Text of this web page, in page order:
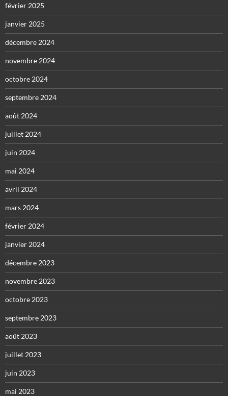
février 2025
janvier 2025
décembre 2024
novembre 2024
octobre 2024
septembre 2024
août 2024
juillet 2024
juin 2024
mai 2024
avril 2024
mars 2024
février 2024
janvier 2024
décembre 2023
novembre 2023
octobre 2023
septembre 2023
août 2023
juillet 2023
juin 2023
mai 2023